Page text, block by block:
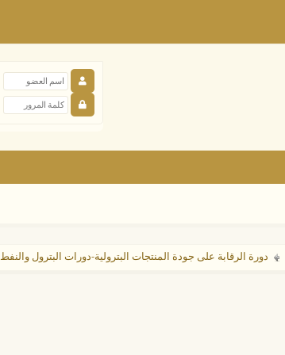
دورة الرقابة على جودة المنتجات البترولية-دورات البترول والنفط